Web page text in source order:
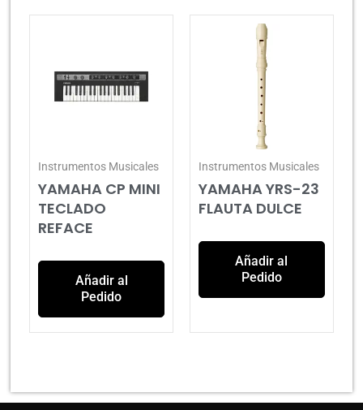
Instrumentos Musicales
YAMAHA CP MINI
TECLADO
REFACE
Añadir al
Pedido
Instrumentos Musicales
YAMAHA YRS-23
FLAUTA DULCE
Añadir al
Pedido